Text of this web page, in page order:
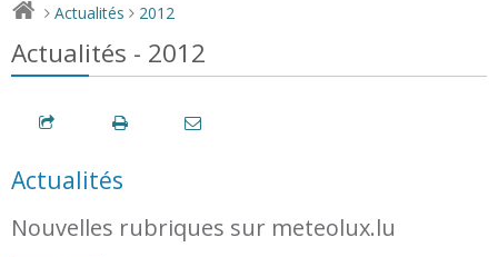
> Actualités > 2012
Actualités - 2012
Actualités
Nouvelles rubriques sur meteolux.lu